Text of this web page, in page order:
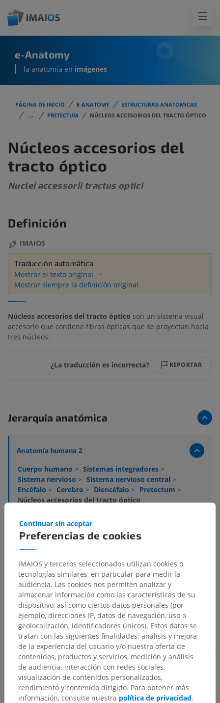
e-Anatomy
la anatomía en imágenes
PÁGINA DE INICIO E-ANATOMY
ESTRUCTURAS-ANATOMICAS
...
PRETECTUM NÚCLEOS ACCESORIOS DEL TRACTO ÓPTICO
Núcleos accesorios del
tracto óptico
Nuclei accessorii tractus optici
Definición
IMAIOS
Traducción automática
Mostrar el texto original
Mostrar siempre la definición original
Núcleos accesorios del tracto óptico son un sistema visual
accesorio que contiene fibras ópticas que se proyectan hacia
tres núcleos.
¿La traducción es incorrecta? REPORTAR
Jerarquía anatómica
Anatomía humana 2
Cuerpo humano > Sistemas integradores >
Sistema nervioso > Sistema nervioso central >
Encéfalo > Cerebro > Diencéfalo > Pretectum >
Núcleos accesorios del tracto óptico
Estructuras subyacentes:
subyacentes correspondientes para esta parte
anatómica
Anatomía humana 1
Neuroanatomía humana
Traducciones
¿Ha detectado un error?
Preferencias de cookies
Continuar sin aceptar
IMAIOS y terceros seleccionados utilizan cookies o
tecnologías similares, en particular para medir la
audiencia. Las cookies nos permiten analizar y
almacenar información como las características de su
dispositivo, así como ciertos datos personales (por
ejemplo, direcciones IP, datos de navegación, uso o
geolocalización, identificadores únicos). Estos datos se
tratan con las siguientes finalidades: análisis y mejora
de la experiencia del usuario y/o nuestra oferta de
contenidos, productos y servicios, medición y análisis
de audiencia, interacción con redes sociales,
visualización de contenidos personalizados,
rendimiento y contenido dirigido. Para obtener más
información, consulte nuestra política de privacidad.